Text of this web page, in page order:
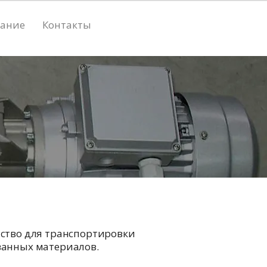
Контакты
для транспортировки
материалов.